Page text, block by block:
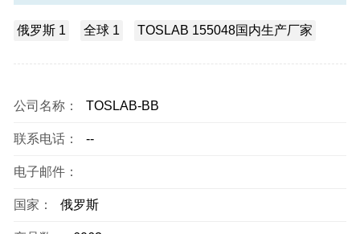
俄罗斯 1 全球 1 TOSLAB 155048国内生产厂家
公司名称： TOSLAB-BB
联系电话： --
电子邮件：
国家： 俄罗斯